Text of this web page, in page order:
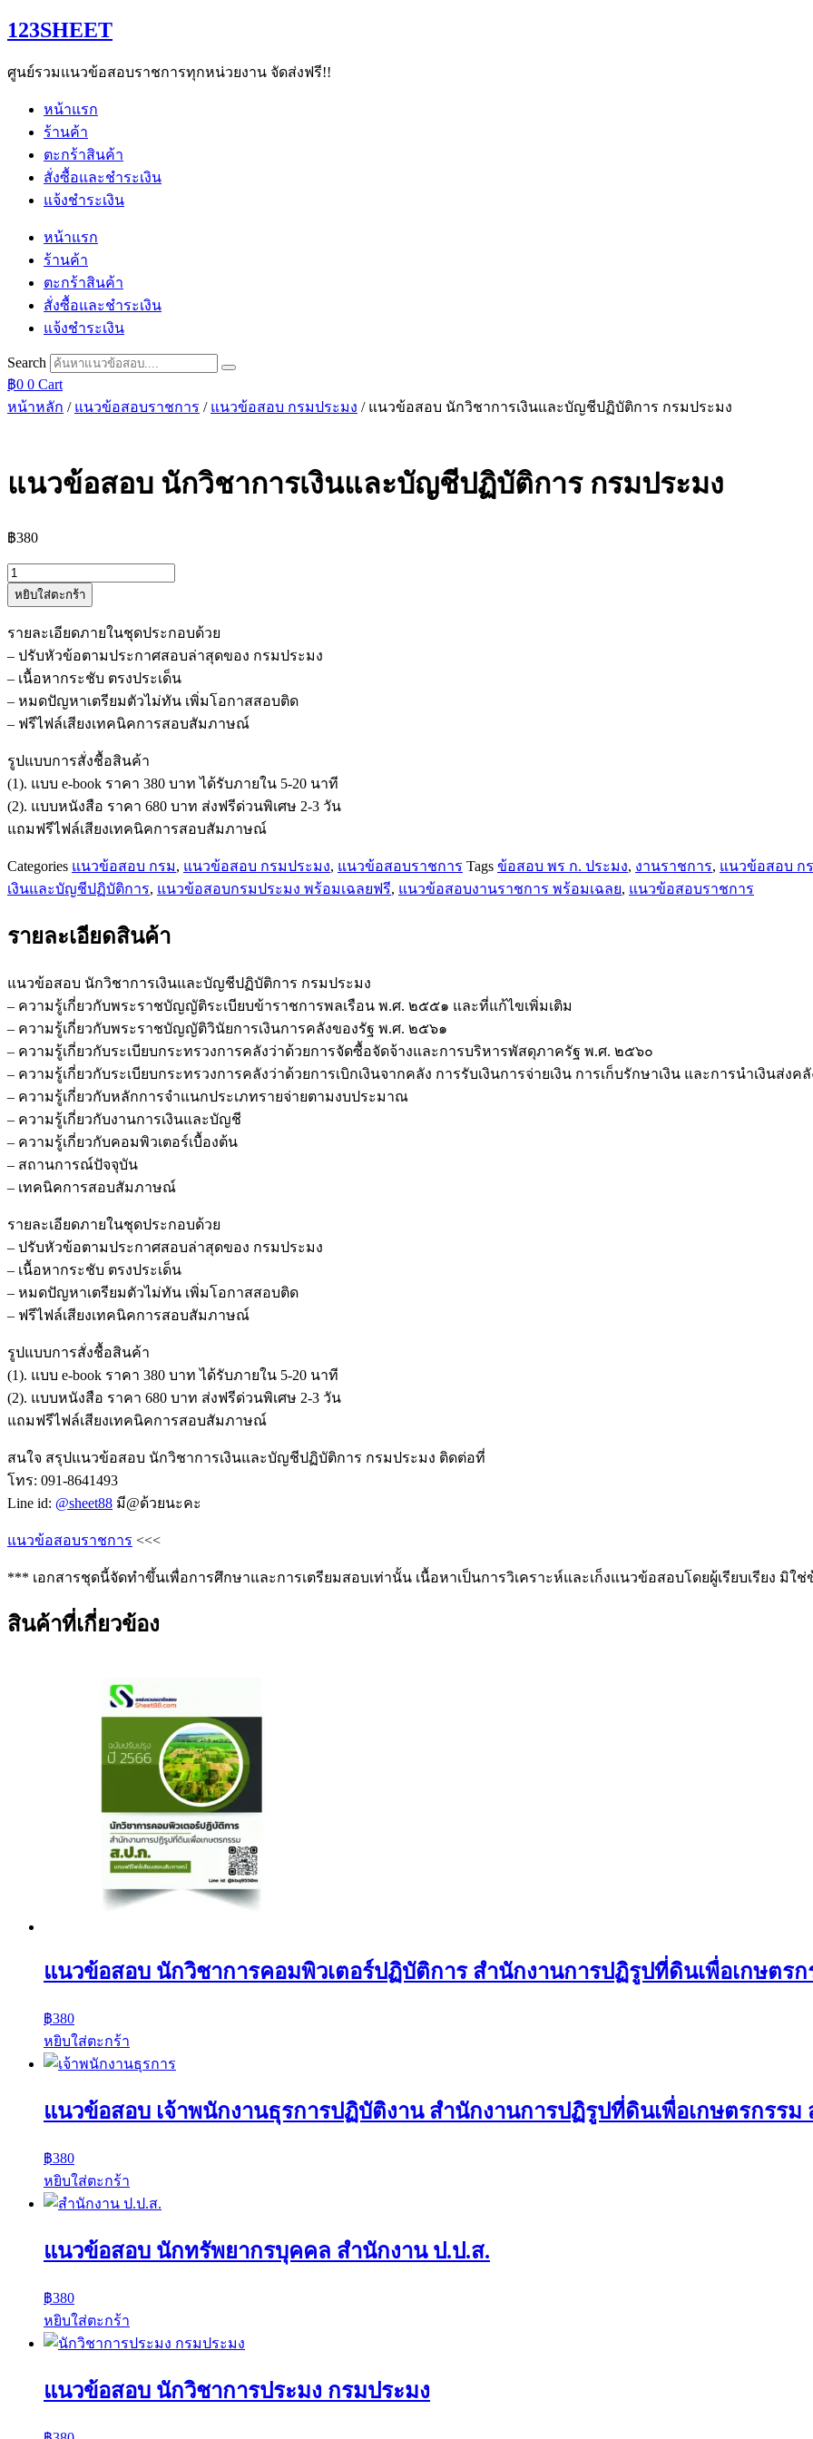
Skip
to
123SHEET
ศูนย์รวมแนวข้อสอบราชการทุกหน่วยงาน จัดส่งฟรี!!
หน้าแรก
ร้านค้า
ตะกร้าสินค้า
สั่งซื้อและชำระเงิน
แจ้งชำระเงิน
หน้าแรก
ร้านค้า
ตะกร้าสินค้า
สั่งซื้อและชำระเงิน
แจ้งชำระเงิน
Search
฿0 0 Cart
หน้าหลัก / แนวข้อสอบราชการ / แนวข้อสอบ กรมประมง / แนวข้อสอบ นักวิชาการเงินและบัญชีปฏิบัติการ กรมประมง
แนวข้อสอบ นักวิชาการเงินและบัญชีปฏิบัติการ กรมประมง
฿380
จำนวน
แนว
นัก
วิชาการ
เงิน
และ
บัญชี
ปฏิบัติ
การ
กรม
ประมง
หยิบใส่ตะกร้า
รายละเอียดภายในชุดประกอบด้วย
– ปรับหัวข้อตามประกาศสอบล่าสุดของ กรมประมง
– เนื้อหากระชับ ตรงประเด็น
– หมดปัญหาเตรียมตัวไม่ทัน เพิ่มโอกาสสอบติด
– ฟรีไฟล์เสียงเทคนิคการสอบสัมภาษณ์
รูปแบบการสั่งชื้อสินค้า
(1). แบบ e-book ราคา 380 บาท ได้รับภายใน 5-20 นาที
(2). แบบหนังสือ ราคา 680 บาท ส่งฟรีด่วนพิเศษ 2-3 วัน
แถมฟรีไฟล์เสียงเทคนิคการสอบสัมภาษณ์
Categories แนวข้อสอบ กรม, แนวข้อสอบ กรมประมง, แนวข้อสอบราชการ Tags ข้อสอบ พร ก. ประมง, งานราชการ, แนวข้อสอบ ก
เงินและบัญชีปฏิบัติการ, แนวข้อสอบกรมประมง พร้อมเฉลยฟรี, แนวข้อสอบงานราชการ พร้อมเฉลย, แนวข้อสอบราชการ
รายละเอียดสินค้า
แนวข้อสอบ นักวิชาการเงินและบัญชีปฏิบัติการ กรมประมง
– ความรู้เกี่ยวกับพระราชบัญญัติระเบียบข้าราชการพลเรือน พ.ศ. ๒๕๕๑ และที่แก้ไขเพิ่มเติม
– ความรู้เกี่ยวกับพระราชบัญญัติวินัยการเงินการคลังของรัฐ พ.ศ. ๒๕๖๑
– ความรู้เกี่ยวกับระเบียบกระทรวงการคลังว่าด้วยการจัดซื้อจัดจ้างและการบริหารพัสดุภาครัฐ พ.ศ. ๒๕๖๐
– ความรู้เกี่ยวกับระเบียบกระทรวงการคลังว่าด้วยการเบิกเงินจากคลัง การรับเงินการจ่ายเงิน การเก็บรักษาเงิน และการนำเงินส่งค
– ความรู้เกี่ยวกับหลักการจำแนกประเภทรายจ่ายตามงบประมาณ
– ความรู้เกี่ยวกับงานการเงินและบัญชี
– ความรู้เกี่ยวกับคอมพิวเตอร์เบื้องต้น
– สถานการณ์ปัจจุบัน
– เทคนิคการสอบสัมภาษณ์
รายละเอียดภายในชุดประกอบด้วย
– ปรับหัวข้อตามประกาศสอบล่าสุดของ กรมประมง
– เนื้อหากระชับ ตรงประเด็น
– หมดปัญหาเตรียมตัวไม่ทัน เพิ่มโอกาสสอบติด
– ฟรีไฟล์เสียงเทคนิคการสอบสัมภาษณ์
รูปแบบการสั่งชื้อสินค้า
(1). แบบ e-book ราคา 380 บาท ได้รับภายใน 5-20 นาที
(2). แบบหนังสือ ราคา 680 บาท ส่งฟรีด่วนพิเศษ 2-3 วัน
แถมฟรีไฟล์เสียงเทคนิคการสอบสัมภาษณ์
สนใจ สรุปแนวข้อสอบ นักวิชาการเงินและบัญชีปฏิบัติการ กรมประมง ติดต่อที่
โทร: 091-8641493
Line id: @sheet88 มี@ด้วยนะคะ
แนวข้อสอบราชการ <<<
*** เอกสารชุดนี้จัดทำขึ้นเพื่อการศึกษาและการเตรียมสอบเท่านั้น เนื้อหาเป็นการวิเคราะห์และเก็งแนวข้อสอบโดยผู้เรียบเรียง มิใ
สินค้าที่เกี่ยวข้อง
แนวข้อสอบ นักวิชาการคอมพิวเตอร์ปฏิบัติการ สำนักงานการปฏิรูปที่ดินเพื่อเกษตรก
฿380
หยิบใส่ตะกร้า
แนวข้อสอบ เจ้าพนักงานธุรการปฏิบัติงาน สำนักงานการปฏิรูปที่ดินเพื่อเกษตรกรรม
฿380
หยิบใส่ตะกร้า
แนวข้อสอบ นักทรัพยากรบุคคล สำนักงาน ป.ป.ส.
฿380
หยิบใส่ตะกร้า
แนวข้อสอบ นักวิชาการประมง กรมประมง